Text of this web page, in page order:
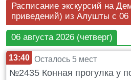
Расписание экскурсий на
приведений) из Алушты c 06
06 августа 2026 (четверг)
13:40 Осталось 5 мест
№2435 Конная прогулка у